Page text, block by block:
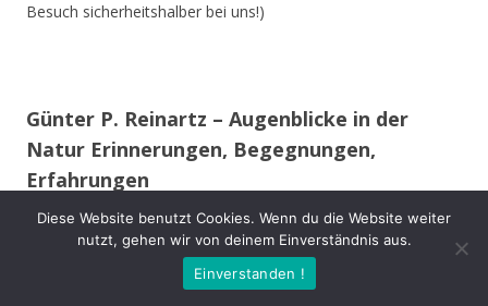
Besuch sicherheitshalber bei uns!)
Günter P. Reinartz – Augenblicke in der
Natur Erinnerungen, Begegnungen,
Erfahrungen
Im 15. Lebensjahr erwarb ich meine erste Spiegelreflex-
Kamera. Auch während des Studiums und im späteren
Berufsleben begleitete mich meist eine Kamera.
Diese Website benutzt Cookies. Wenn du die Website weiter
nutzt, gehen wir von deinem Einverständnis aus.
Einverstanden !